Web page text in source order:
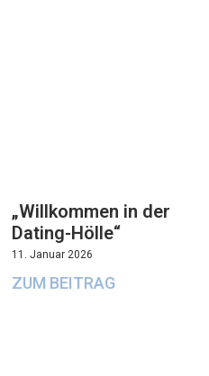
„Willkommen in der
Dating-Hölle“
11. Januar 2026
ZUM BEITRAG